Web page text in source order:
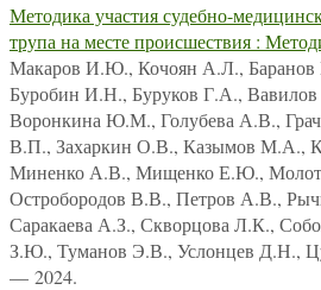
Методика участия судебно-
трупа на месте происшествия :
Макаров И.Ю., Кочоян А.Л.,
Буробин И.Н., Буруков Г.А.,
Воронкина Ю.М., Голубева А.В.,
В.П., Захаркин О.В., Казымов М.А.,
Миненко А.В., Мищенко Е.Ю.,
Остробородов В.В., Петров А.В.,
Саракаева А.З., Скворцова Л.К.,
З.Ю., Туманов Э.В., Услонцев Д.Н.,
— 2024.